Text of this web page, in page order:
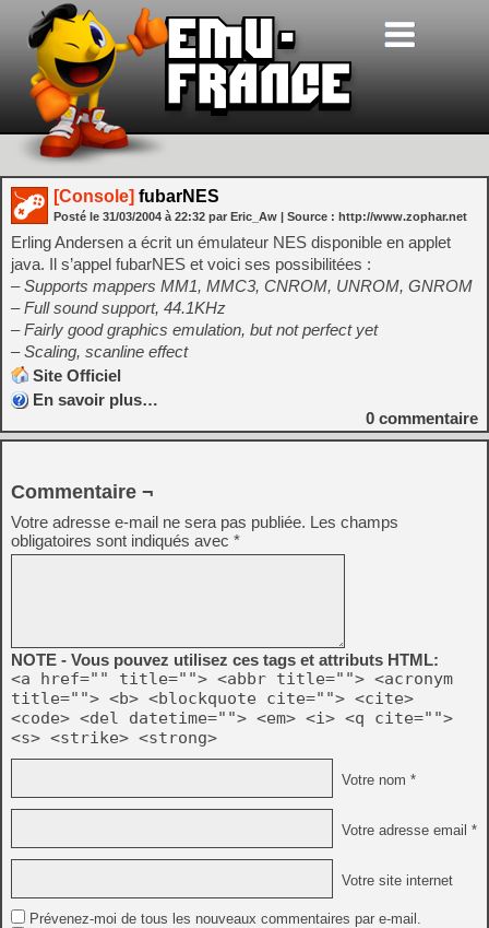
[Console] fubarNES
Posté le 31/03/2004 à 22:32 par Eric_Aw | Source : http://www.zophar.net
Erling Andersen a écrit un émulateur NES disponible en applet
java. Il s’appel fubarNES et voici ses possibilitées :
– Supports mappers MM1, MMC3, CNROM, UNROM, GNROM
– Full sound support, 44.1KHz
– Fairly good graphics emulation, but not perfect yet
– Scaling, scanline effect
Site Officiel
En savoir plus…
0 commentaire
Commentaire ¬
Votre adresse e-mail ne sera pas publiée. Les champs
obligatoires sont indiqués avec *
NOTE - Vous pouvez utilisez ces tags et attributs HTML:
<a href="" title=""> <abbr title=""> <acronym
title=""> <b> <blockquote cite=""> <cite>
<code> <del datetime=""> <em> <i> <q cite="">
<s> <strike> <strong>
Votre nom *
Votre adresse email *
Votre site internet
Prévenez-moi de tous les nouveaux commentaires par e-mail.